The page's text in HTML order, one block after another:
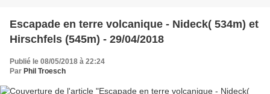
Escapade en terre volcanique - Nideck( 534m) et
Hirschfels (545m) - 29/04/2018
Publié le 08/05/2018 à 22:24
Par Phil Troesch